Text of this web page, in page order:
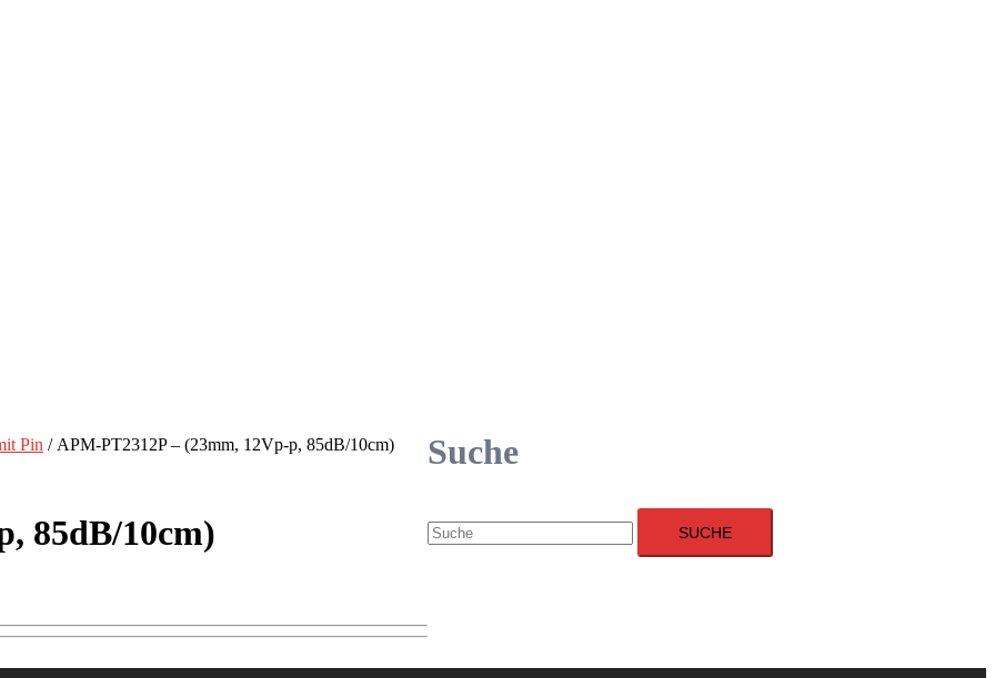
Pin / APM-PT2312P – (23mm, 12Vp-p, 85dB/10cm)
85dB/10cm)
Suche
Suche
SUCHE